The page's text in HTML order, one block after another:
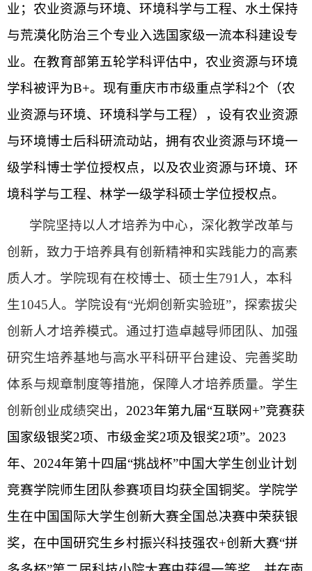
业；农业资源与环境、环境科学与工程、水土保持
与荒漠化防治三个专业入选国家级一流本科建设专
业。在教育部第五轮学科评估中，农业资源与环境
学科被评为B+。现有重庆市市级重点学科2个（农
业资源与环境、环境科学与工程），设有农业资源
与环境博士后科研流动站，拥有农业资源与环境一
级学科博士学位授权点，以及农业资源与环境、环
境科学与工程、林学一级学科硕士学位授权点。
学院坚持以人才培养为中心，深化教学改革与
创新，致力于培养具有创新精神和实践能力的高素
质人才。学院现有在校博士、硕士生791人，本科
生1045人。学院设有“光炯创新实验班”，探索拔尖
创新人才培养模式。通过打造卓越导师团队、加强
研究生培养基地与高水平科研平台建设、完善奖助
体系与规章制度等措施，保障人才培养质量。学生
创新创业成绩突出， 2023年第九届“互联网+”竞赛获
国家级银奖2项、市级金奖2项及银奖2项”。2023
年、2024年第十四届“挑战杯”中国大学生创业计划
竞赛学院师生团队参赛项目均获全国铜奖。学院学
生在中国国际大学生创新大赛全国总决赛中荣获银
奖，在中国研究生乡村振兴科技强农+创新大赛“拼